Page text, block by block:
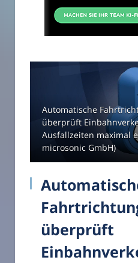
Automatische
überprüft
Ausfallzeiten maximal
microsonic GmbH)
überprüft